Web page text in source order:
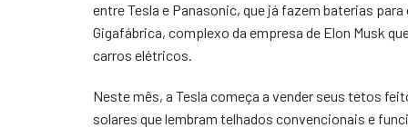
entre Tesla e Panasonic, que já fazem baterias
Gigafábrica, complexo da empresa de Elon Musk
carros elétricos.
Neste mês, a Tesla começa a vender seus tetos
solares que lembram telhados convencionais e